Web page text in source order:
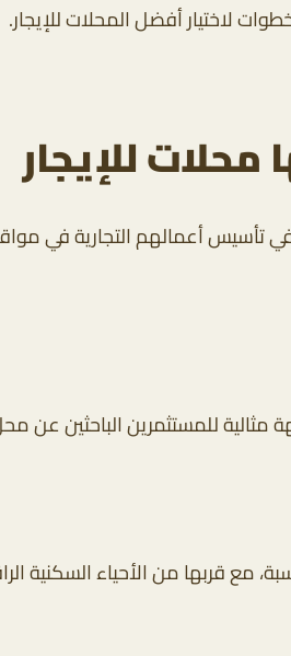
لاختيار أفضل المحلات للإيجار.
للإيجار
تأسيس أعمالهم التجارية في
مثالية للمستثمرين الباحثين عن
مع قربها من الأحياء السكنية